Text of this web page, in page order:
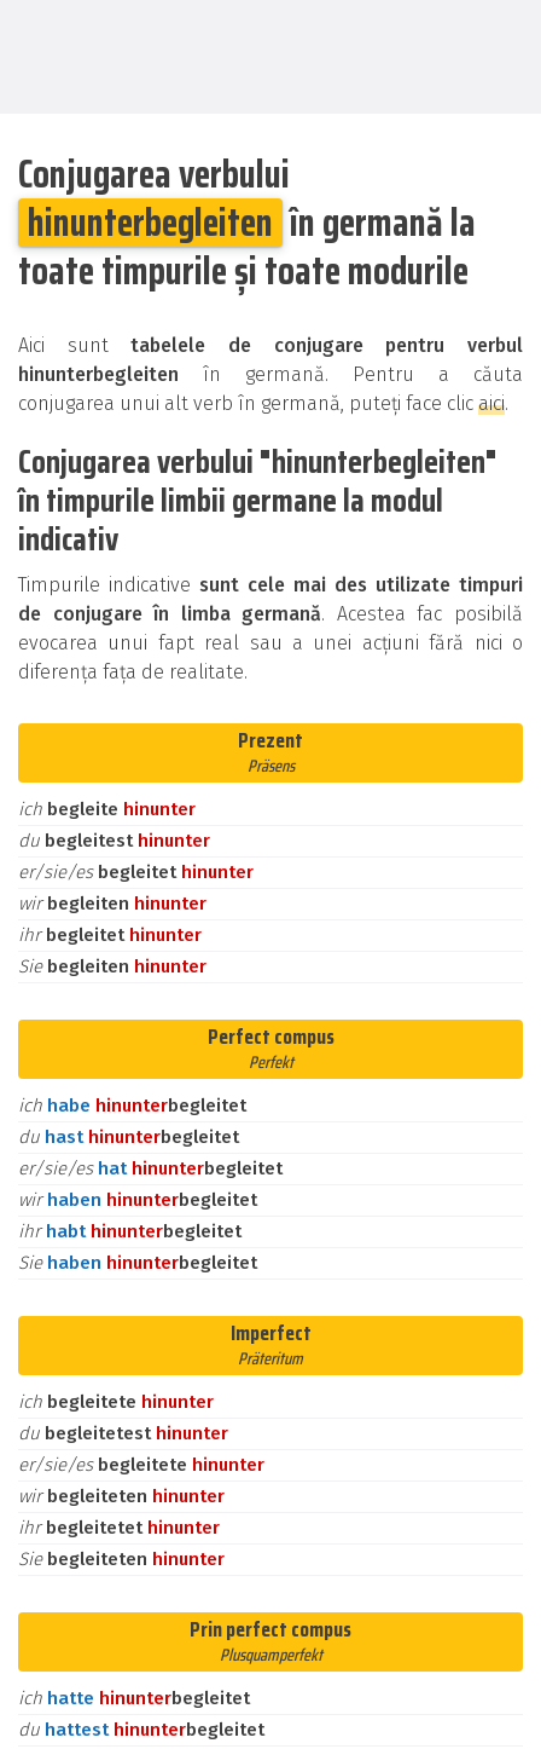
Conjugarea verbului
hinunterbegleiten în germană la
toate timpurile și toate modurile
Aici sunttabelele de conjugare pentru verbul
hinunterbegleiten în germană. Pentru a căuta
conjugarea unui alt verb în germană, puteți face clic aici.
Conjugarea verbului "hinunterbegleiten"
în timpurile limbii germane la modul
indicativ
Timpurile indicative sunt cele mai des utilizate timpuri
de conjugare în limba germană. Acestea fac posibilă
evocarea unui fapt real sau a unei acțiuni fără nici o
diferența fața de realitate.
Prezent
Präsens
ich begleite hinunter
du begleitest hinunter
er/sie/es begleitet hinunter
wirbegleiten hinunter
ihrbegleitet hinunter
Sie begleiten hinunter
Perfect compus
Perfekt
ich habe hinunterbegleitet
du hast hinunterbegleitet
er/sie/es hat hinunterbegleitet
wirhaben hinunterbegleitet
ihrhabt hinunterbegleitet
Sie haben hinunterbegleitet
Imperfect
Präteritum
ich begleitete hinunter
du begleitetest hinunter
er/sie/es begleitete hinunter
wirbegleiteten hinunter
ihrbegleitetet hinunter
Sie begleiteten hinunter
Prin perfect compus
Plusquamperfekt
ich hatte hinunterbegleitet
du hattest hinunterbegleitet